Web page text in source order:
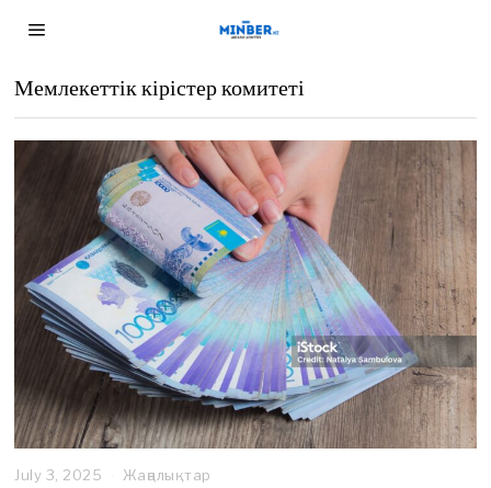
Мемлекеттік кірістер комитеті
July 3, 2025 Жаңалықтар